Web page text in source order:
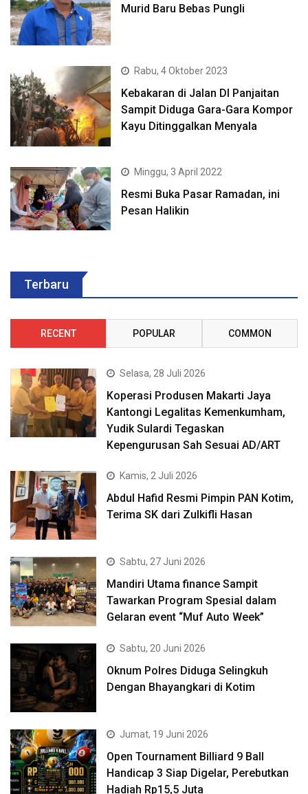
Murid Baru Bebas Pungli
Rabu, 4 Oktober 2023
Kebakaran di Jalan DI Panjaitan
Sampit Diduga Gara-Gara Kompor
Kayu Ditinggalkan Menyala
Minggu, 3 April 2022
Resmi Buka Pasar Ramadan, ini
Pesan Halikin
Terbaru
RECENT POPULAR COMMON
Selasa, 28 Juli 2026
Koperasi Produsen Makarti Jaya
Kantongi Legalitas Kemenkumham,
Yudik Sulardi Tegaskan
Kepengurusan Sah Sesuai AD/ART
Kamis, 2 Juli 2026
Abdul Hafid Resmi Pimpin PAN Kotim,
Terima SK dari Zulkifli Hasan
Sabtu, 27 Juni 2026
Mandiri Utama finance Sampit
Tawarkan Program Spesial dalam
Gelaran event “Muf Auto Week”
Sabtu, 20 Juni 2026
Oknum Polres Diduga Selingkuh
Dengan Bhayangkari di Kotim
Jumat, 19 Juni 2026
Open Tournament Billiard 9 Ball
Handicap 3 Siap Digelar, Perebutkan
Hadiah Rp15,5 Juta